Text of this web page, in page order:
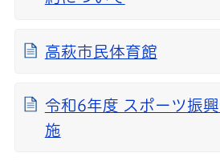
高萩市民体育館
令和6年度 スポーツ振
施